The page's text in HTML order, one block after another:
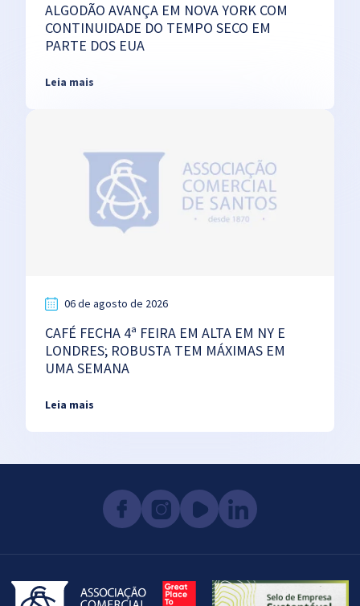
ALGODÃO AVANÇA EM NOVA YORK COM
CONTINUIDADE DO TEMPO SECO EM
PARTE DOS EUA
Leia mais
06 de agosto de 2026
CAFÉ FECHA 4ª FEIRA EM ALTA EM NY E
LONDRES; ROBUSTA TEM MÁXIMAS EM
UMA SEMANA
Leia mais